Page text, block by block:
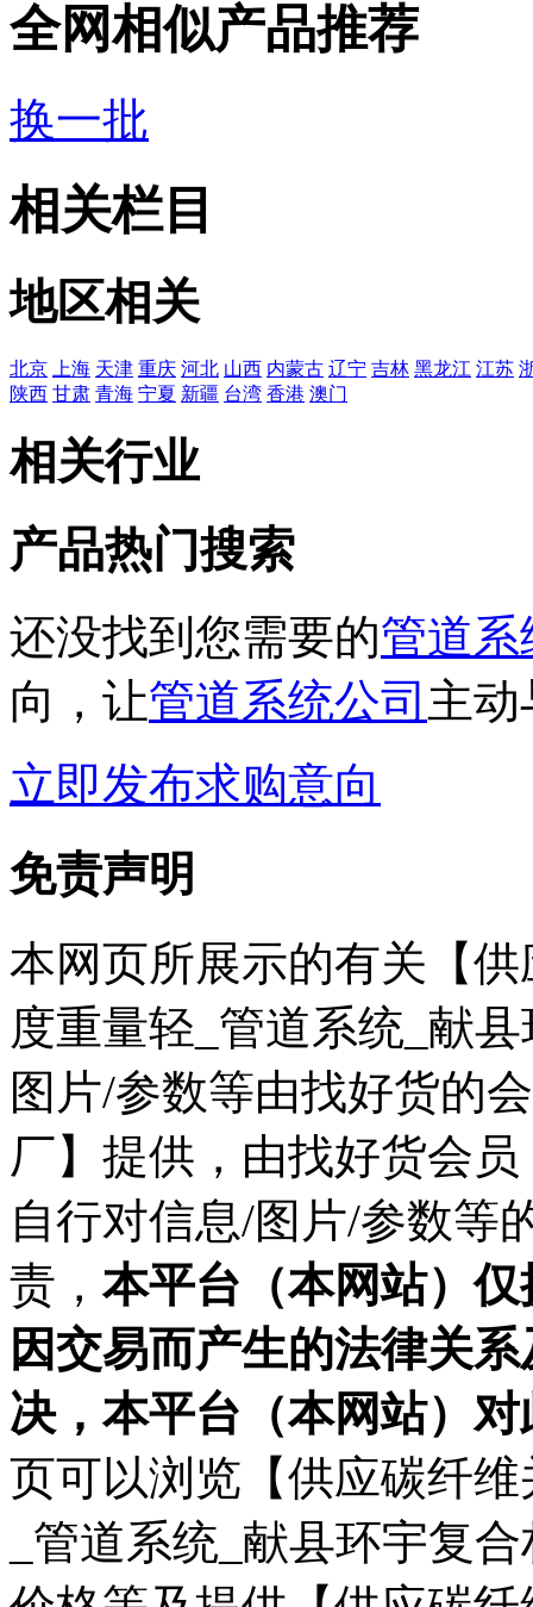
全网相似产品推荐
换一批
相关栏目
地区相关
北京 上海 天津 重庆 河北 山西 内蒙古 辽宁 吉林 黑龙江 江苏
陕西 甘肃 青海 宁夏 新疆 台湾 香港 澳门
相关行业
产品热门搜索
还没找到您需要的管道
向，让管道系统公司 主
立即发布求购意向
免责声明
本网页所展示的有关【
度重量轻_管道系统_献
图片/参数等由找好货的
厂】提供，由找好货会
自行对信息/图片/参数等
责，本平台（本网站）
因交易而产生的法律关
决，本平台（本网站）
页可以浏览【供应碳纤
_管道系统_献县环宇复